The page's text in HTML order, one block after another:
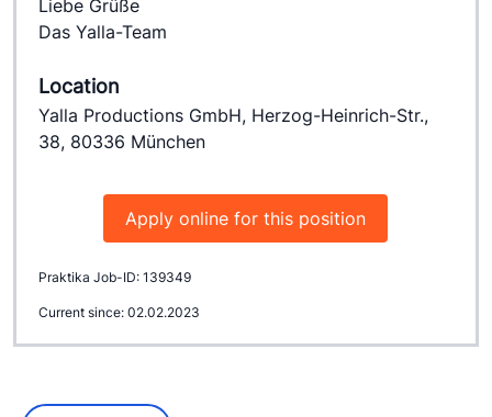
Liebe Grüße
Das Yalla-Team
Location
Yalla Productions GmbH, Herzog-Heinrich-Str.,
38, 80336 München
Apply online for this position
Praktika Job-ID: 139349
Current since: 02.02.2023